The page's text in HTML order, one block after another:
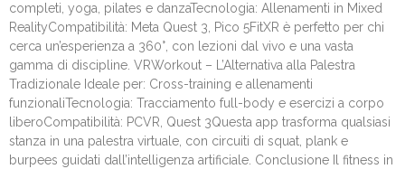
completi, yoga, pilates e danzaTecnologia: Allenamenti in Mixed
RealityCompatibilità: Meta Quest 3, Pico 5FitXR è perfetto per chi
cerca un’esperienza a 360°, con lezioni dal vivo e una vasta
gamma di discipline. VRWorkout – L’Alternativa alla Palestra
Tradizionale Ideale per: Cross-training e allenamenti
funzionaliTecnologia: Tracciamento full-body e esercizi a corpo
liberoCompatibilità: PCVR, Quest 3Questa app trasforma qualsiasi
stanza in una palestra virtuale, con circuiti di squat, plank e
burpees guidati dall’intelligenza artificiale. Conclusione Il fitness in